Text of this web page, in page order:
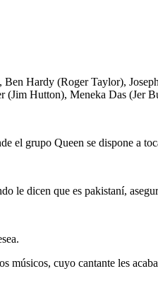
Hardy (Roger Taylor),
Hutton), Meneka Das (Jer
el grupo Queen se dispone a
le dicen que es pakistaní,
cuyo cantante les